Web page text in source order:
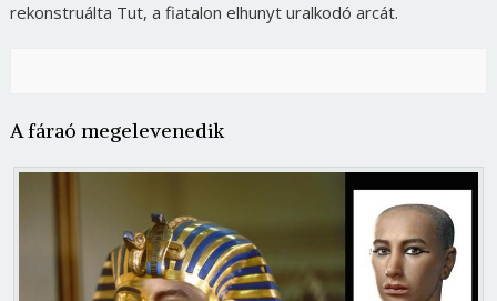
rekonstruálta Tut, a fiatalon elhunyt uralkodó arcát.
A fáraó megelevenedik